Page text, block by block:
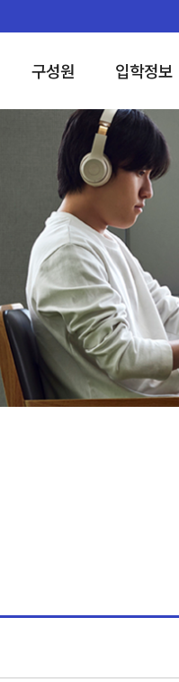
구성원 입학정보